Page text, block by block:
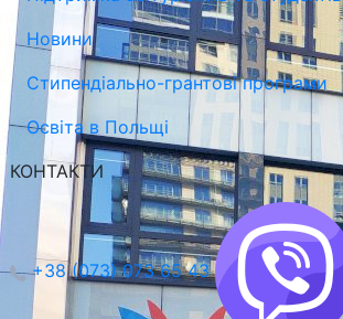
Новини
Стипендіально-грантові програми
Освіта в Польщі
КОНТАКТИ
+38 (073) 073 65 43